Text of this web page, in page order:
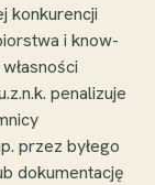
konkurencji
i know-
penalizuje
przez byłego
dokumentację